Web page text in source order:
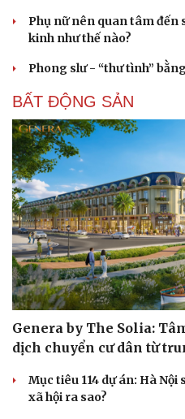
Phụ nữ nên quan tâm đến
kinh như thế nào?
Phong slư - “thư tình”
BẤT ĐỘNG SẢN
Genera by The Solia:
dịch chuyển cư dân từ
Mục tiêu 114 dự án: Hà
xã hội ra sao?